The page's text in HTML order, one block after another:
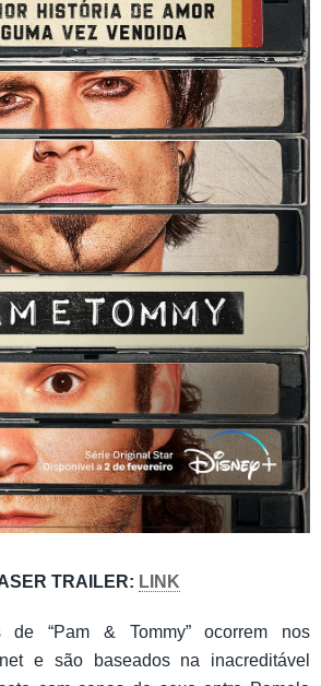
TRAILER: LINK
de “Pam & Tommy” ocorrem nos
e são baseados na inacreditável